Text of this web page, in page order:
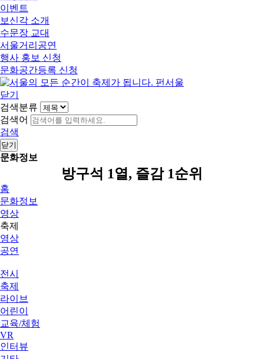
이벤트
보신각 소개
수문장 교대
서울거리공연
행사 홍보 신청
문화공간등록 신청
닫기
검색분류
검색어
검색
닫기
문화정보
방구석 1열, 즐감 1순위
홈
문화정보
영상
축제
영상
공연
전시
축제
라이브
어린이
교육/체험
VR
인터뷰